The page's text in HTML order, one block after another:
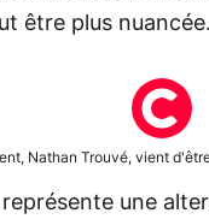
être plus
Nathan Trouvé, vient
une